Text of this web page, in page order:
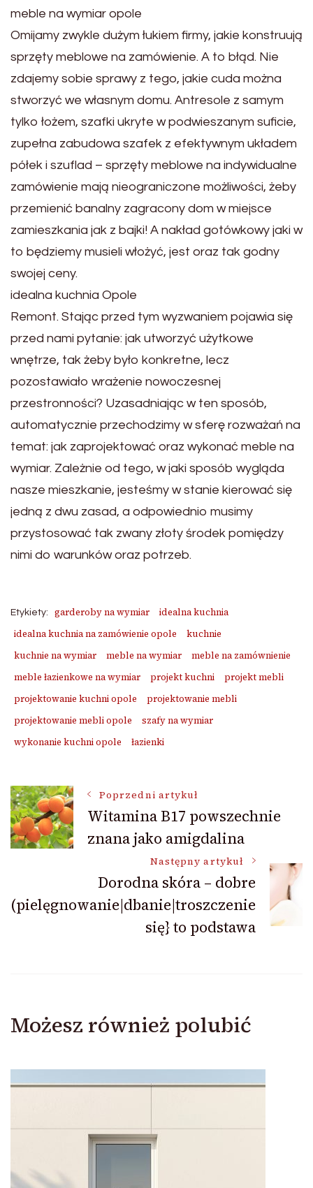
meble na wymiar opole
Omijamy zwykle dużym łukiem firmy, jakie konstruują
sprzęty meblowe na zamówienie. A to błąd. Nie
zdajemy sobie sprawy z tego, jakie cuda można
stworzyć we własnym domu. Antresole z samym
tylko łożem, szafki ukryte w podwieszanym suficie,
zupełna zabudowa szafek z efektywnym układem
półek i szuflad – sprzęty meblowe na indywidualne
zamówienie mają nieograniczone możliwości, żeby
przemienić banalny zagracony dom w miejsce
zamieszkania jak z bajki! A nakład gotówkowy jaki w
to będziemy musieli włożyć, jest oraz tak godny
swojej ceny.
idealna kuchnia Opole
Remont. Stając przed tym wyzwaniem pojawia się
przed nami pytanie: jak utworzyć użytkowe
wnętrze, tak żeby było konkretne, lecz
pozostawiało wrażenie nowoczesnej
przestronności? Uzasadniając w ten sposób,
automatycznie przechodzimy w sferę rozważań na
temat: jak zaprojektować oraz wykonać meble na
wymiar. Zależnie od tego, w jaki sposób wygląda
nasze mieszkanie, jesteśmy w stanie kierować się
jedną z dwu zasad, a odpowiednio musimy
przystosować tak zwany złoty środek pomiędzy
nimi do warunków oraz potrzeb.
Etykiety: garderoby na wymiar
idealna kuchnia
idealna kuchnia na zamówienie opole
kuchnie
kuchnie na wymiar
meble na wymiar
meble na zamównienie
meble łazienkowe na wymiar
projekt kuchni
projekt mebli
projektowanie kuchni opole
projektowanie mebli
projektowanie mebli opole
szafy na wymiar
wykonanie kuchni opole
łazienki
Nawigacja
wpisu
Poprzedni artykuł
Witamina B17 powszechnie
znana jako amigdalina
Następny artykuł
Dorodna skóra – dobre
(pielęgnowanie|dbanie|troszczenie
się} to podstawa
Możesz również polubić